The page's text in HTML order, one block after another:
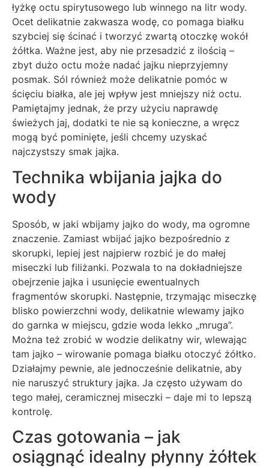
łyżkę octu spirytusowego lub winnego na litr wody.
Ocet delikatnie zakwasza wodę, co pomaga białku
szybciej się ścinać i tworzyć zwartą otoczkę wokół
żółtka. Ważne jest, aby nie przesadzić z ilością –
zbyt dużo octu może nadać jajku nieprzyjemny
posmak. Sól również może delikatnie pomóc w
ścięciu białka, ale jej wpływ jest mniejszy niż octu.
Pamiętajmy jednak, że przy użyciu naprawdę
świeżych jaj, dodatki te nie są konieczne, a wręcz
mogą być pominięte, jeśli chcemy uzyskać
najczystszy smak jajka.
Technika wbijania jajka do
wody
Sposób, w jaki wbijamy jajko do wody, ma ogromne
znaczenie. Zamiast wbijać jajko bezpośrednio z
skorupki, lepiej jest najpierw rozbić je do małej
miseczki lub filiżanki. Pozwala to na dokładniejsze
obejrzenie jajka i usunięcie ewentualnych
fragmentów skorupki. Następnie, trzymając miseczkę
blisko powierzchni wody, delikatnie wlewamy jajko
do garnka w miejscu, gdzie woda lekko „mruga”.
Można też zrobić w wodzie delikatny wir, wlewając
tam jajko – wirowanie pomaga białku otoczyć żółtko.
Działajmy pewnie, ale jednocześnie delikatnie, aby
nie naruszyć struktury jajka. Ja często używam do
tego małej, ceramicznej miseczki – daje mi to lepszą
kontrolę.
Czas gotowania – jak
osiągnąć idealny płynny żółtek